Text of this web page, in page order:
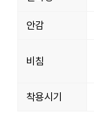
안감
비침
착용시기